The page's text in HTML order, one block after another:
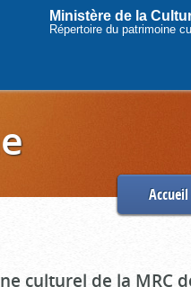
Ministère de la
Répertoire du patrimoine
Accueil
culturel de la MRC